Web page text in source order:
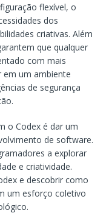
flexível, o
dos
criativas. Além
que qualquer
com mais
em um ambiente
de segurança
o Codex é dar um
de software.
a explorar
e criatividade.
e descobrir como
um esforço coletivo